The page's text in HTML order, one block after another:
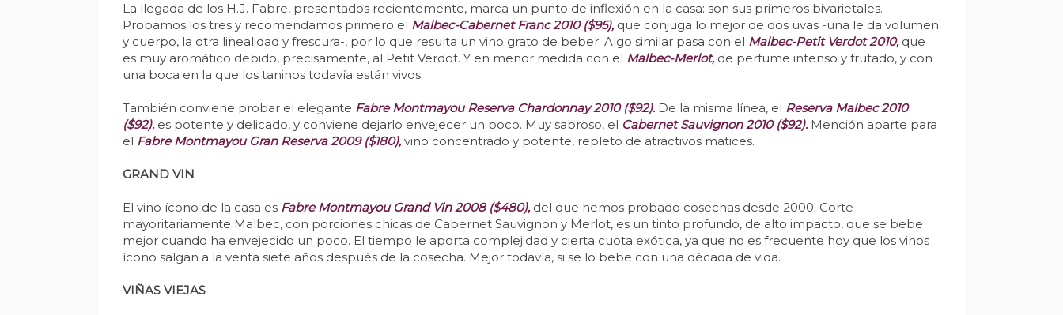
La llegada de los H.J. Fabre, presentados recientemente, marca un punto de inflexión en la casa: son sus primeros bivarietales.
Probamos los tres y recomendamos primero el Malbec-Cabernet Franc 2010 ($95),que conjuga lo mejor de dos uvas -una le da volumen
y cuerpo, la otra linealidad y frescura-, por lo que resulta un vino grato de beber. Algo similar pasa con el Malbec-Petit Verdot 2010,que
es muy aromático debido, precisamente, al Petit Verdot. Y en menor medida con el Malbec-Merlot,de perfume intenso y frutado, y con
una boca en la que los taninos todavía están vivos.
También conviene probar el elegante Fabre Montmayou Reserva Chardonnay 2010 ($92).De la misma línea, el Reserva Malbec 2010
($92).es potente y delicado, y conviene dejarlo envejecer un poco. Muy sabroso, el Cabernet Sauvignon 2010 ($92).Mención aparte para
el Fabre Montmayou Gran Reserva 2009 ($180),vino concentrado y potente, repleto de atractivos matices.
GRAND VIN
El vino ícono de la casa es Fabre Montmayou Grand Vin 2008 ($480),del que hemos probado cosechas desde 2000. Corte
mayoritariamente Malbec, con porciones chicas de Cabernet Sauvignon y Merlot, es un tinto profundo, de alto impacto, que se bebe
mejor cuando ha envejecido un poco. El tiempo le aporta complejidad y cierta cuota exótica, ya que no es frecuente hoy que los vinos
ícono salgan a la venta siete años después de la cosecha. Mejor todavía, si se lo bebe con una década de vida.
VIÑAS VIEJAS